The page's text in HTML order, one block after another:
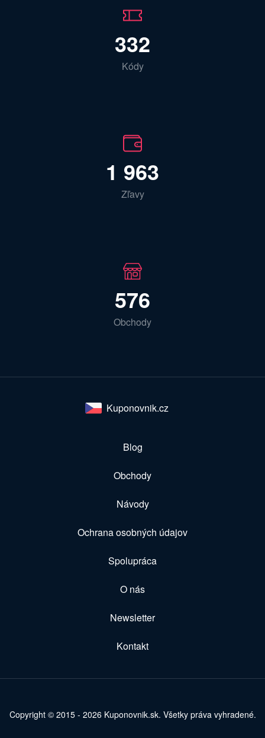
332
Kódy
1 963
Zľavy
576
Obchody
Kuponovnik.cz
Blog
Obchody
Návody
Ochrana osobných údajov
Spolupráca
O nás
Newsletter
Kontakt
Copyright © 2015 - 2026 Kuponovnik.sk. Všetky práva vyhradené.